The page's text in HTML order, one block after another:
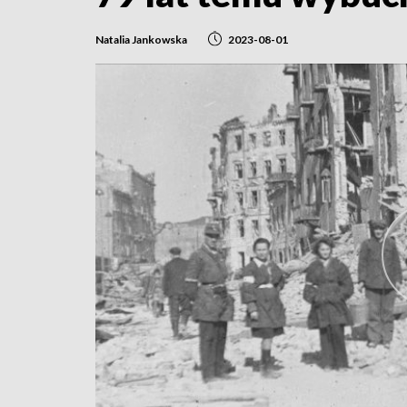
Natalia Jankowska 2023-08-01